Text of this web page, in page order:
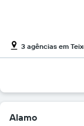
as
empresas
fornecidas
3 agências em
Alamo